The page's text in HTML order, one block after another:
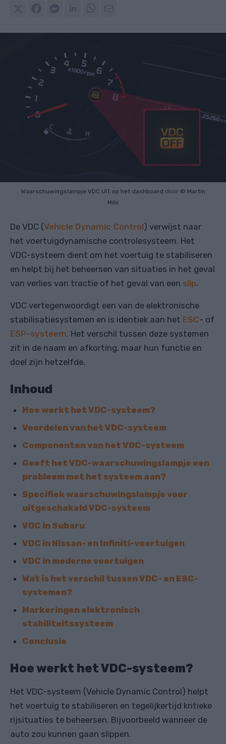
Waarschuwingslampje VDC UIT op het dashboard door © Martin
Milo
De VDC (Vehicle Dynamic Control) verwijst naar
het voertuigdynamische controlesysteem. Het
VDC-systeem dient om het voertuig te stabiliseren
en helpt bij het beheersen van situaties in het geval
van verlies van tractie of het geval van een slip.
VDC vertegenwoordigt een van de elektronische
stabilisatiesystemen en is identiek aan het ESC- of
ESP-systeem. Het verschil tussen deze systemen
zit in de naam en afkorting, maar hun functie en
doel zijn hetzelfde.
Inhoud
Hoe werkt het VDC-systeem?
Voordelen van het VDC-systeem
Componenten van het VDC-systeem
Geeft het VDC-waarschuwingslampje een
probleem met het systeem aan?
Specifiek waarschuwingslampje voor
uitgeschakeld VDC-systeem
VDC in Subaru
VDC in Nissan- en Infiniti-voertuigen
VDC in moderne voertuigen
Wat is het verschil tussen VDC- en ESC-
systemen?
Markeringen elektronisch
stabiliteitssysteem
Conclusie
Hoe werkt het VDC-systeem?
Het VDC-systeem (Vehicle Dynamic Control) helpt
het voertuig te stabiliseren en tegelijkertijd kritieke
rijsituaties te beheersen. Bijvoorbeeld wanneer de
auto zou kunnen gaan slippen.